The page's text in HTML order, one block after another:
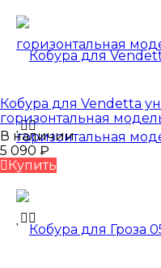
Кобура для Vendetta
горизонтальная
В наличии
5 090 ₽
Купить